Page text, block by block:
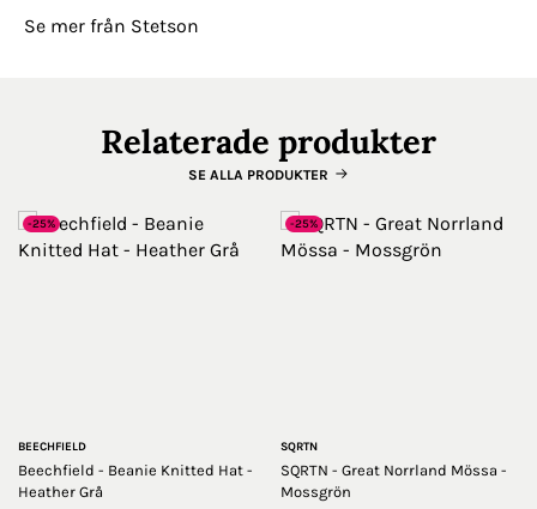
Se mer från Stetson
Relaterade produkter
SE ALLA PRODUKTER
-25%
BEECHFIELD
Beechfield - Beanie Knitted Hat -
Heather Grå
-25%
SQRTN
SQRTN - Great Norrland Mössa -
Mossgrön